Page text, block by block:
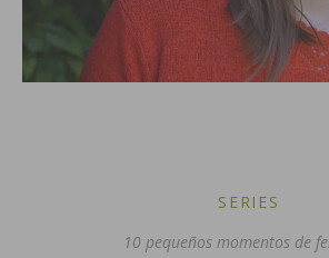
SERIES
10 pequeños momentos de